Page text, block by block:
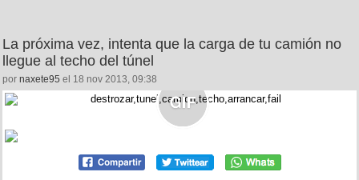
La próxima vez, intenta que la carga de tu camión no
llegue al techo del túnel
por naxete95 el 18 nov 2013, 09:38